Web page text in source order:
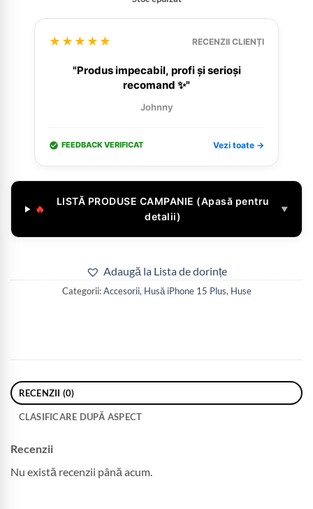
★★★★★ RECENZII CLIENȚI
"Produs impecabil, profi și serioși
recomand ✨"
Johnny
FEEDBACK VERIFICAT Vezi toate →
🔥
LISTĂ PRODUSE CAMPANIE (Apasă pentru
detalii)
▼
Adaugă la Lista de dorințe
Categorii:Accesorii, Husă iPhone 15 Plus, Huse
RECENZII (0)
CLASIFICARE DUPĂ ASPECT
Recenzii
Nu există recenzii până acum.